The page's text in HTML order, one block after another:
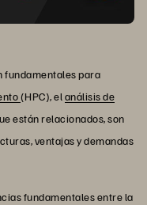
fundamentales para
(HPC), elanálisis de
están relacionados, son
ventajas y demandas
fundamentales entre la